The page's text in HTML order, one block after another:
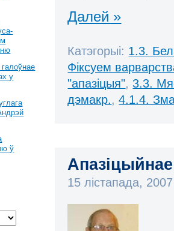
Далей »
Катэгорыі: 1.3.
Фіксуем
"апазіцыя", 3.3.
дэмакр.,4.1.4.
15 лістапада,
у
ў